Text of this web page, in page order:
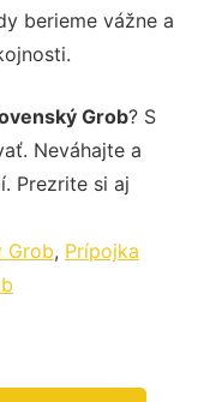
berieme vážne a
Grob? S
Neváhajte a
Prezrite si aj
Grob, Prípojka